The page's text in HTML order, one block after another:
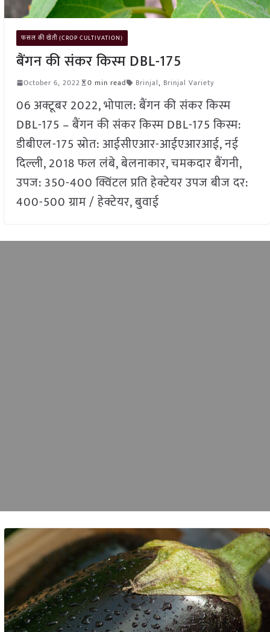
फसल की खेती (CROP CULTIVATION)
बैंगन की संकर किस्म DBL-175
October 6, 2022 0 min read Brinjal, Brinjal Variety
06 अक्टूबर 2022, भोपाल: बैंगन की संकर किस्म
DBL-175 – बैंगन की संकर किस्म DBL-175 किस्म:
डीबीएल-175 स्रोत: आईसीएआर-आईएआरआई, नई
दिल्ली, 2018 फल लंबे, बेलनाकार, चमकदार बैंगनी,
उपज: 350-400 क्विंटल प्रति हेक्टेयर उपज बीज दर:
400-500 ग्राम / हेक्टेयर, बुवाई